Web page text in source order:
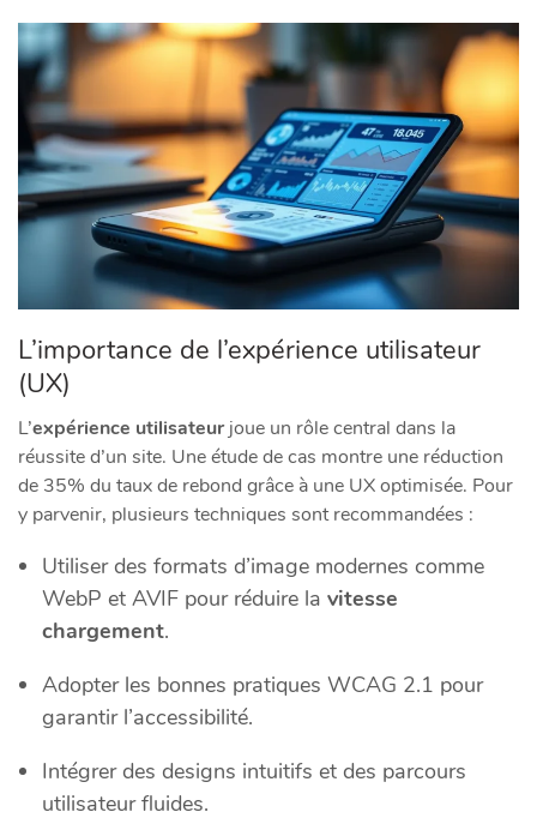
L’importance de l’expérience utilisateur
(UX)
L’expérience utilisateurjoue un rôle central dans la
réussite d’un site. Une étude de cas montre une réduction
de 35% du taux de rebond grâce à une UX optimisée. Pour
y parvenir, plusieurs techniques sont recommandées :
Utiliser des formats d’image modernes comme
WebP et AVIF pour réduire la vitesse
chargement.
Adopter les bonnes pratiques WCAG 2.1 pour
garantir l’accessibilité.
Intégrer des designs intuitifs et des parcours
utilisateur fluides.